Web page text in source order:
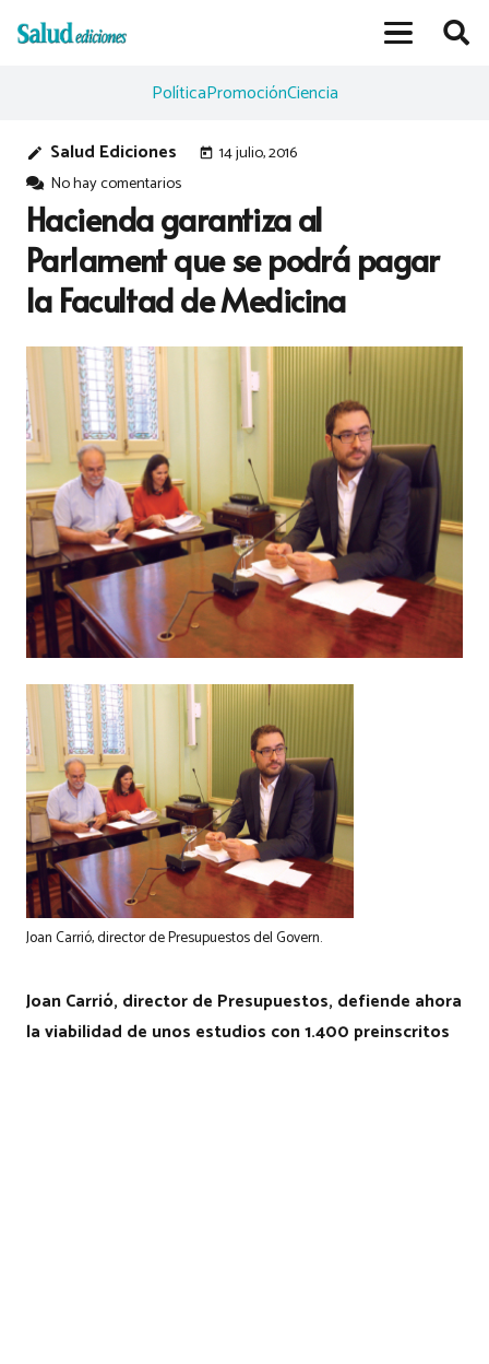
PolíticaPromociónCiencia
edit Salud Ediciones today 14 julio, 2016
No hay comentarios
Hacienda garantiza al
Parlament que se podrá pagar
la Facultad de Medicina
Joan Carrió, director de Presupuestos del Govern.
Joan Carrió, director de Presupuestos, defiende ahora
la viabilidad de unos estudios con 1.400 preinscritos